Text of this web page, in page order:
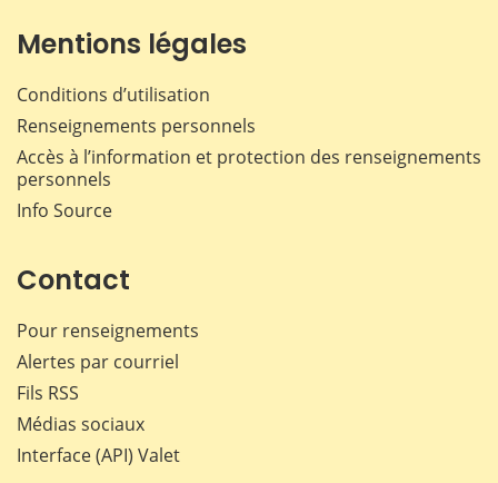
Mentions légales
Conditions d’utilisation
Renseignements personnels
Accès à l’information et protection des renseignements
personnels
Info Source
Contact
Pour renseignements
Alertes par courriel
Fils RSS
Médias sociaux
Interface (API) Valet